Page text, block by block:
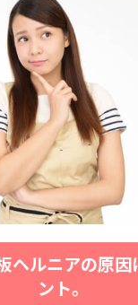
ヘルニアの原因
ント。